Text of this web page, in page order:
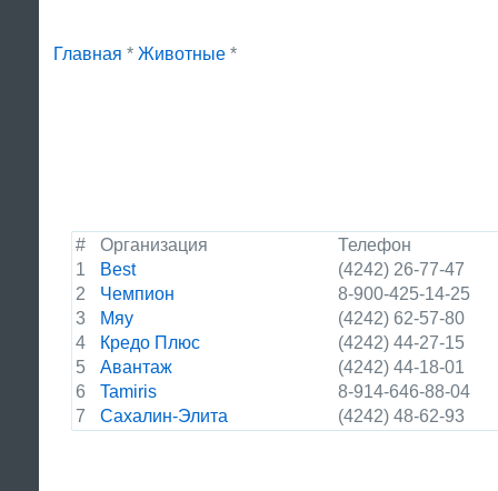
Главная * Животные *
# Организация
Телефон
1
Best
(4242) 26-77-47
2
Чемпион
8-900-425-14-25
3
Мяу
(4242) 62-57-80
4
Кредо Плюс
(4242) 44-27-15
5
Авантаж
(4242) 44-18-01
6
Tamiris
8-914-646-88-04
7
Сахалин-Элита (4242) 48-62-93